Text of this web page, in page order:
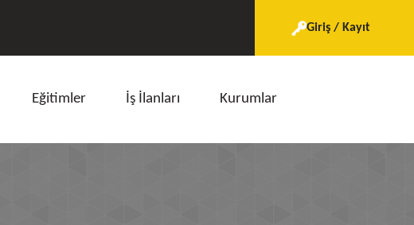
Giriş / Kayıt
Eğitimler İş İlanları Kurumlar